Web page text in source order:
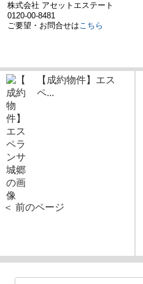
株式会社 アセットエステート
0120-00-8481
ご要望・お問合せはこちら
【成約物件】エス
ペ...
＜ 前のページ